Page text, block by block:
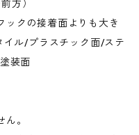
方）
ックの接着面よりも大き
ル/プラスチック面/ステ
装面
。